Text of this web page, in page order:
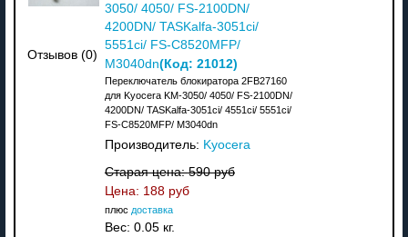
Отзывов (0)
3050/ 4050/ FS-2100DN/
4200DN/ TASKalfa-3051ci/
5551ci/ FS-C8520MFP/
M3040dn(Код: 21012)
Переключатель блокиратора 2FB27160
для Kyocera KM-3050/ 4050/ FS-2100DN/
4200DN/ TASKalfa-3051ci/ 4551ci/ 5551ci/
FS-C8520MFP/ M3040dn
Производитель: Kyocera
Старая цена:590 руб
Цена: 188 руб
плюс доставка
Вес: 0.05 кг.